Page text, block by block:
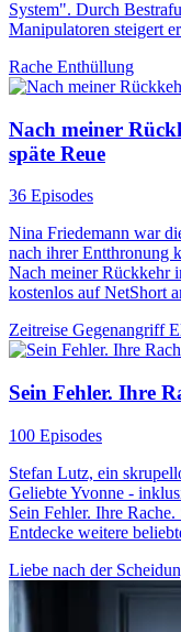
System". Durch
Manipulatoren steigert
Rache Enthüllung
Nach meiner
späte Reue
36 Episodes
Nina Friedemann war
nach ihrer Entthronung
Nach meiner Rückkehr
kostenlos auf NetShort
Zeitreise Gegenangriff
Sein Fehler. Ihre
100 Episodes
Stefan Lutz, ein
Geliebte Yvonne -
Sein Fehler. Ihre
Entdecke weitere
Liebe nach der